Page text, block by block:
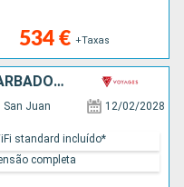
534 € +Taxas
PORTO RICO, SÃO TOMÁS, BARBADOS, SANTA LÚCIA, ANTÍGUA E BARBUDA, SÃO MARTINHO
San Juan 12/02/2028
standard incluído*
completa